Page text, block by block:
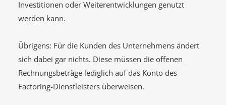
Investitionen oder Weiterentwicklungen genutzt
werden kann.
Übrigens: Für die Kunden des Unternehmens ändert
sich dabei gar nichts. Diese müssen die offenen
Rechnungsbeträge lediglich auf das Konto des
Factoring-Dienstleisters überweisen.